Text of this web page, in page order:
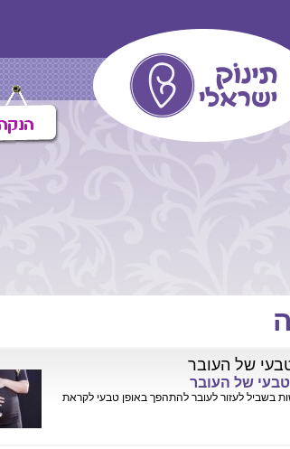
של העובר
בשביל לעזור לעובר להתהפך באופן טבעי לקראת